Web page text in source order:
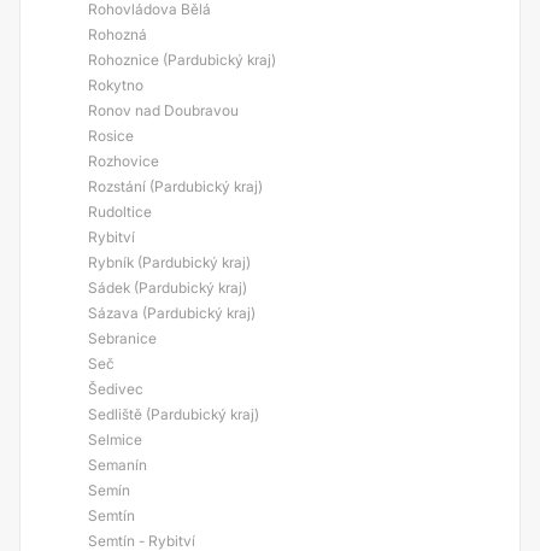
Rohovládova Bělá
Rohozná
Rohoznice (Pardubický kraj)
Rokytno
Ronov nad Doubravou
Rosice
Rozhovice
Rozstání (Pardubický kraj)
Rudoltice
Rybitví
Rybník (Pardubický kraj)
Sádek (Pardubický kraj)
Sázava (Pardubický kraj)
Sebranice
Seč
Šedivec
Sedliště (Pardubický kraj)
Selmice
Semanín
Semín
Semtín
Semtín - Rybitví